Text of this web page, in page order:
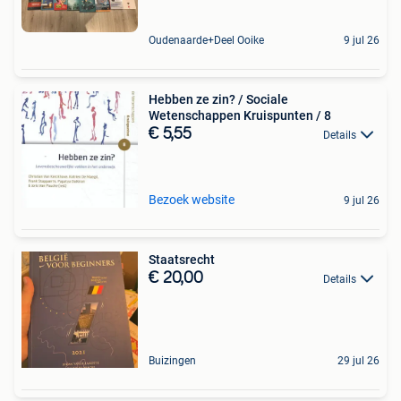
Oudenaarde+Deel Ooike 9 jul 26
Hebben ze zin? / Sociale
Wetenschappen Kruispunten / 8
€ 5,55 Details
Bezoek website 9 jul 26
Staatsrecht
€ 20,00 Details
Buizingen 29 jul 26